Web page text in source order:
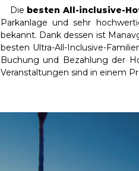
Die besten All-inclusive-
Parkanlage und sehr
bekannt. Dank dessen ist
besten Ultra-All-Inclusive-
Buchung und Bezahlung der
Veranstaltungen sind in einem